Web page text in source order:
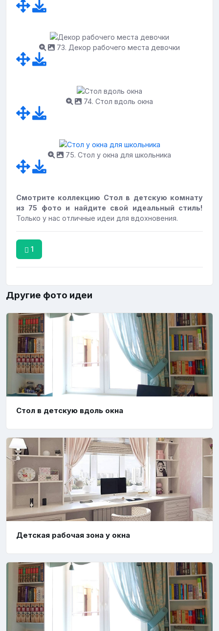
73. Декор рабочего места девочки
74. Стол вдоль окна
75. Стол у окна для школьника
Смотрите коллекцию Стол в детскую комнату
из 75 фото и найдите свой идеальный стиль!
Только у нас отличные идеи для вдохновения.
1
Другие фото идеи
Стол в детскую вдоль окна
Детская рабочая зона у окна